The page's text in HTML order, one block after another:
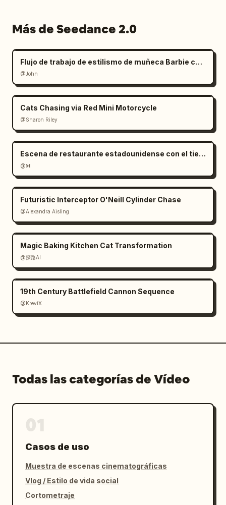
Más de Seedance 2.0
Flujo de trabajo de estilismo de muñeca Barbie con manos gigantes
@John
Cats Chasing via Red Mini Motorcycle
@Sharon Riley
Escena de restaurante estadounidense con el tiempo congelado
@𝐌
Futuristic Interceptor O'Neill Cylinder Chase
@Alexandra Aisling
Magic Baking Kitchen Cat Transformation
@探路AI
19th Century Battlefield Cannon Sequence
@KreviX
Todas las categorías de Vídeo
Casos de uso
Muestra de escenas cinematográficas
Vlog / Estilo de vida social
Cortometraje